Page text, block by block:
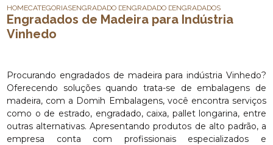
HOMECATEGORIASENGRADADO DE MADEIRAENGRADADO DE MADEIRA PARA CARGA
ENGRADADOS DE MADEIRA
Engradados de Madeira para Indústria
Vinhedo
Procurando engradados de madeira para indústria Vinhedo?
Oferecendo soluções quando trata-se de embalagens de
madeira, com a Domih Embalagens, você encontra serviços
como o de estrado, engradado, caixa, pallet longarina, entre
outras alternativas. Apresentando produtos de alto padrão, a
empresa conta com profissionais especializados e